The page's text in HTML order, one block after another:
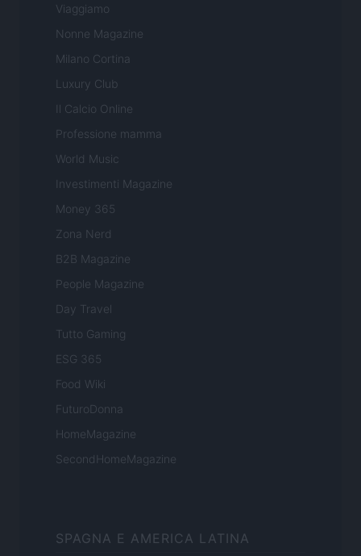
Viaggiamo
Nonne Magazine
Milano Cortina
Luxury Club
Il Calcio Online
Professione mamma
World Music
Investimenti Magazine
Money 365
Zona Nerd
B2B Magazine
People Magazine
Day Travel
Tutto Gaming
ESG 365
Food Wiki
FuturoDonna
HomeMagazine
SecondHomeMagazine
SPAGNA E AMERICA LATINA